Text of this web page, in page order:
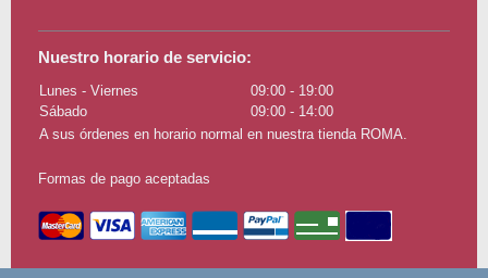
Nuestro horario de servicio:
Lunes - Viernes 09:00 - 19:00
Sábado
09:00 - 14:00
A sus órdenes en horario normal en nuestra tienda ROMA.
Formas de pago aceptadas